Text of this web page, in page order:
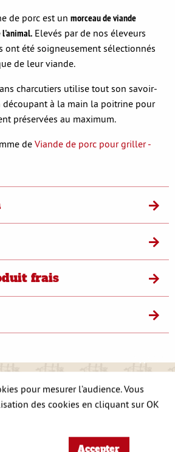
de porc est un morceau de viande
l'animal. Elevés par de nos éleveurs
ont été soigneusement sélectionnés
de leur viande.
charcutiers utilise tout son savoir-
à la main la poitrine pour
préservées au maximum.
de Viande de porc pour griller -
frais
DÉCOUVRIR
pour mesurer l’audience. Vous
des cookies en cliquant sur OK
Accepter